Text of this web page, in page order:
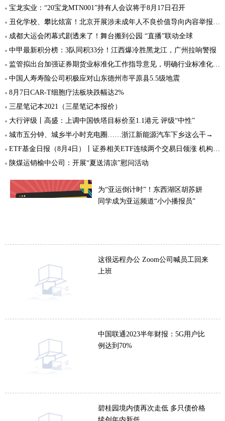
宝龙实业：“20宝龙MTN001”持有人会议将于8月17日召开
丑化学校、攀比炫富！北京开展涉未成年人不良价值导向内容举报行动
成都大运会闭幕式剧透来了！舞台搬到公园 “直播”联动全球
中甲最新积分榜：3队同积33分！江西爆冷胜黑龙江，广州拉响警报
监管拟出台加强证券期货业标准化工作指导意见，明确行业标准化发展方向和重点
中国人寿寿险公司积极应对山东德州市平原县5.5级地震
8月7日CAR-T细胞疗法板块跌幅达2%
三星笔记本2021（三星笔记本报价）
大行评级丨高盛：上调中国铁塔目标价至1.1港元 评级“中性”
城市五分钟、城乡半小时充电圈……浙江新能源汽车下乡这么干→
ETF基金日报（8月4日）丨证券相关ETF连续两个交易日领涨 机构建议关注具有业绩弹性的券商标的
陕煤运销榆中公司：开展“夏送清凉”慰问活动
为“亚运倒计时”！东西湖区胡苏妍
同学成为亚运频道“小小播报员”
这很远程办公 Zoom公司喊员工回来
上班
中国联通2023半年财报：5G用户比
例达到70%
碧桂园境内债再次走低 多只债价格